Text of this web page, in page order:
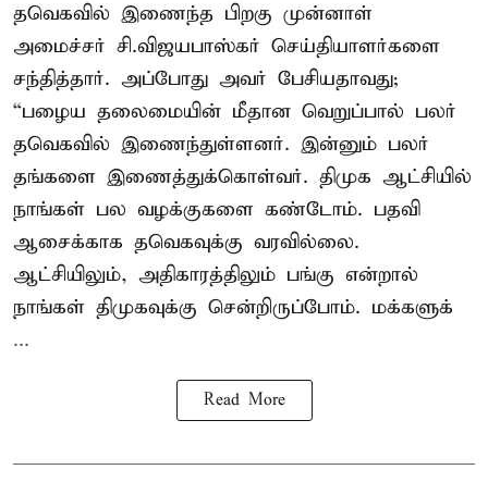
தவெகவில் இணைந்த பிறகு முன்னாள்
அமைச்சர் சி.விஜயபாஸ்கர் செய்தியாளர்களை
சந்தித்தார். அப்போது அவர் பேசியதாவது;
“பழைய தலைமையின் மீதான வெறுப்பால் பலர்
தவெகவில் இணைந்துள்ளனர். இன்னும் பலர்
தங்களை இணைத்துக்கொள்வர். திமுக ஆட்சியில்
நாங்கள் பல வழக்குகளை கண்டோம். பதவி
ஆசைக்காக தவெகவுக்கு வரவில்லை.
ஆட்சியிலும், அதிகாரத்திலும் பங்கு என்றால்
நாங்கள் திமுகவுக்கு சென்றிருப்போம். மக்களுக்
...
Read More